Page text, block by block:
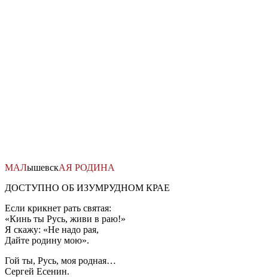
МАЛышевскАЯ РОДИНА
ДОСТУПНО ОБ ИЗУМРУДНОМ КРАЕ
Если крикнет рать святая:
«Кинь ты Русь, живи в раю!»
Я скажу: «Не надо рая,
Дайте родину мою».
Гой ты, Русь, моя родная…
Сергей Есенин.